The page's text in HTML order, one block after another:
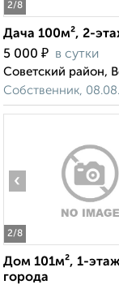
2/8
Дача 100м², 2-
5 000 ₽ в сутки
Советский район,
Собственник,
2/8
‹
Дом 101м², 1-
города